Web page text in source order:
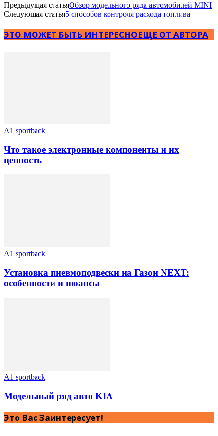
Предыдущая статьяОбзор модельного ряда автомобилей MINI
Следующая статья5 способов контроля расхода топлива
ЭТО МОЖЕТ БЫТЬ ИНТЕРЕСНОЕЩЕ ОТ АВТОРА
A1 sportback
Что такое электронные компоненты и их
ценность
A1 sportback
Установка пневмоподвески на Газон NEXT:
особенности и нюансы
A1 sportback
Модельный ряд авто KIA
Это Вас Заинтересует!